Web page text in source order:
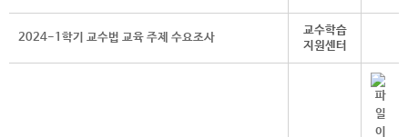
2024-1학기 교수법 교육 주제 수요조사
교수학습
지원센터